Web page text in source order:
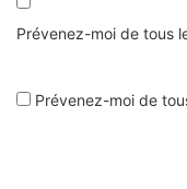
Prévenez-moi de tous
Prévenez-moi de